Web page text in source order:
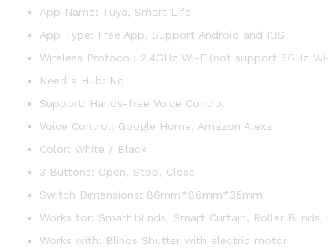
perruques
App Name: Tuya, Smart Life
App Type: Free App, Support Android and IOS
Wireless Protocol: 2.4GHz Wi-Fi(not support 5GHz
Need a Hub: No
Support: Hands-free Voice Control
Voice Control: Google Home, Amazon Alexa
Color: White / Black
3 Buttons: Open, Stop, Close
Switch Dimensions: 86mm*86mm*35mm
Works for: Smart blinds, Smart Curtain, Roller Blinds,
Works with: Blinds Shutter with electric motor